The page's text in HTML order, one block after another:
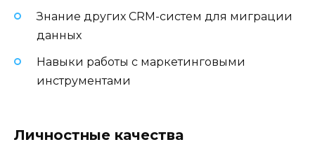
Знание других CRM-систем для миграции
данных
Навыки работы с маркетинговыми
инструментами
Личностные качества